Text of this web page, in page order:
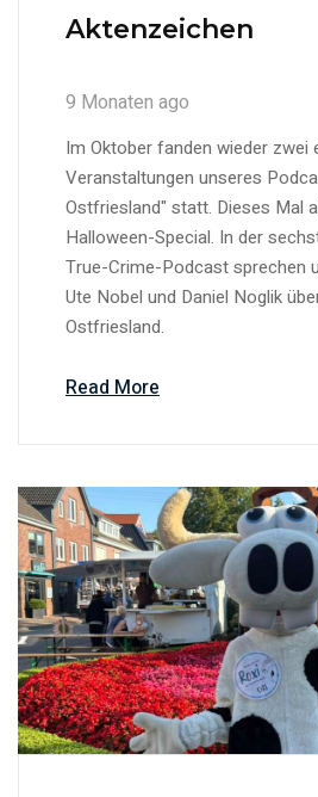
Aktenzeichen
9 Monaten ago
Im Oktober fanden wieder zwei
Veranstaltungen unseres
Ostfriesland" statt. Dieses Mal
Halloween-Special. In der
True-Crime-Podcast sprechen
Ute Nobel und Daniel Noglik
Ostfriesland.
Read More